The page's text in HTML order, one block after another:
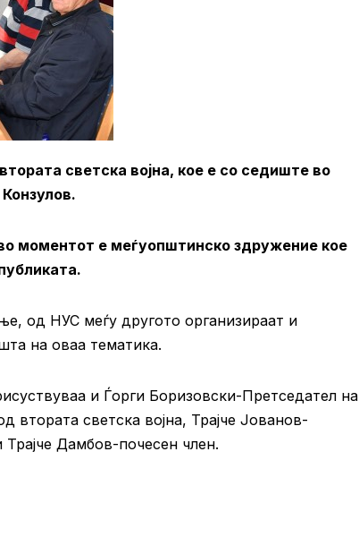
светска војна, кое е со седиште во
моментот е меѓуопштинско здружение кое
од НУС меѓу другото организираат и
на оваа тематика.
и Ѓорги Боризовски-Претседател на
светска војна, Трајче Јованов-
Дамбов-почесен член.